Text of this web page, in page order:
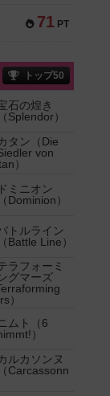
71 PT
トップ50